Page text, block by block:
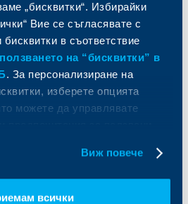
„бисквитки“. Избирайки
Вие се съгласявате с
в съответствие
на “бисквитки” в
. За персонализиране на
изберете опцията
можете да управлявате
Виж повече
всички
Кредити за собственици на фирми
Финансови институции и суверени
Групата на KBC
ДЗИ
ОББ Интерлийз
ОББ Застрахователен брокер